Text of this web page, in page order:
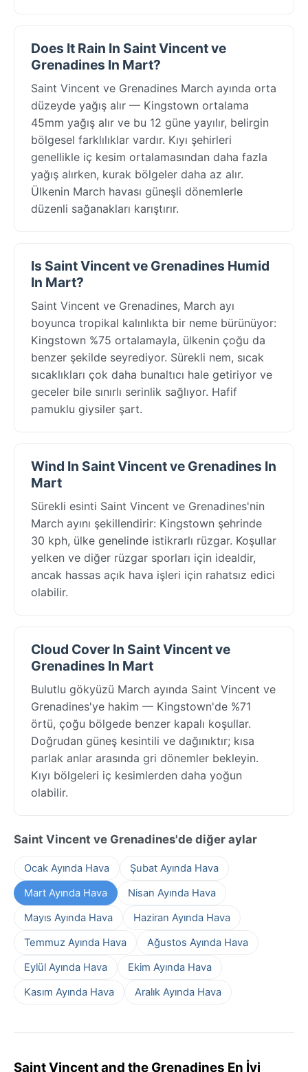
Does It Rain In Saint Vincent ve
Grenadines In Mart?
Saint Vincent ve Grenadines March ayında orta
düzeyde yağış alır — Kingstown ortalama
45mm yağış alır ve bu 12 güne yayılır, belirgin
bölgesel farklılıklar vardır. Kıyı şehirleri
genellikle iç kesim ortalamasından daha fazla
yağış alırken, kurak bölgeler daha az alır.
Ülkenin March havası güneşli dönemlerle
düzenli sağanakları karıştırır.
Is Saint Vincent ve Grenadines Humid
In Mart?
Saint Vincent ve Grenadines, March ayı
boyunca tropikal kalınlıkta bir neme bürünüyor:
Kingstown %75 ortalamayla, ülkenin çoğu da
benzer şekilde seyrediyor. Sürekli nem, sıcak
sıcaklıkları çok daha bunaltıcı hale getiriyor ve
geceler bile sınırlı serinlik sağlıyor. Hafif
pamuklu giysiler şart.
Wind In Saint Vincent ve Grenadines In
Mart
Sürekli esinti Saint Vincent ve Grenadines'nin
March ayını şekillendirir: Kingstown şehrinde
30 kph, ülke genelinde istikrarlı rüzgar. Koşullar
yelken ve diğer rüzgar sporları için idealdir,
ancak hassas açık hava işleri için rahatsız edici
olabilir.
Cloud Cover In Saint Vincent ve
Grenadines In Mart
Bulutlu gökyüzü March ayında Saint Vincent ve
Grenadines'ye hakim — Kingstown'de %71
örtü, çoğu bölgede benzer kapalı koşullar.
Doğrudan güneş kesintili ve dağınıktır; kısa
parlak anlar arasında gri dönemler bekleyin.
Kıyı bölgeleri iç kesimlerden daha yoğun
olabilir.
Saint Vincent ve Grenadines'de diğer aylar
Ocak Ayında Hava
Şubat Ayında Hava
Mart Ayında Hava
Nisan Ayında Hava
Mayıs Ayında Hava
Haziran Ayında Hava
Temmuz Ayında Hava
Ağustos Ayında Hava
Eylül Ayında Hava
Ekim Ayında Hava
Kasım Ayında Hava
Aralık Ayında Hava
Saint Vincent and the Grenadines En İyi